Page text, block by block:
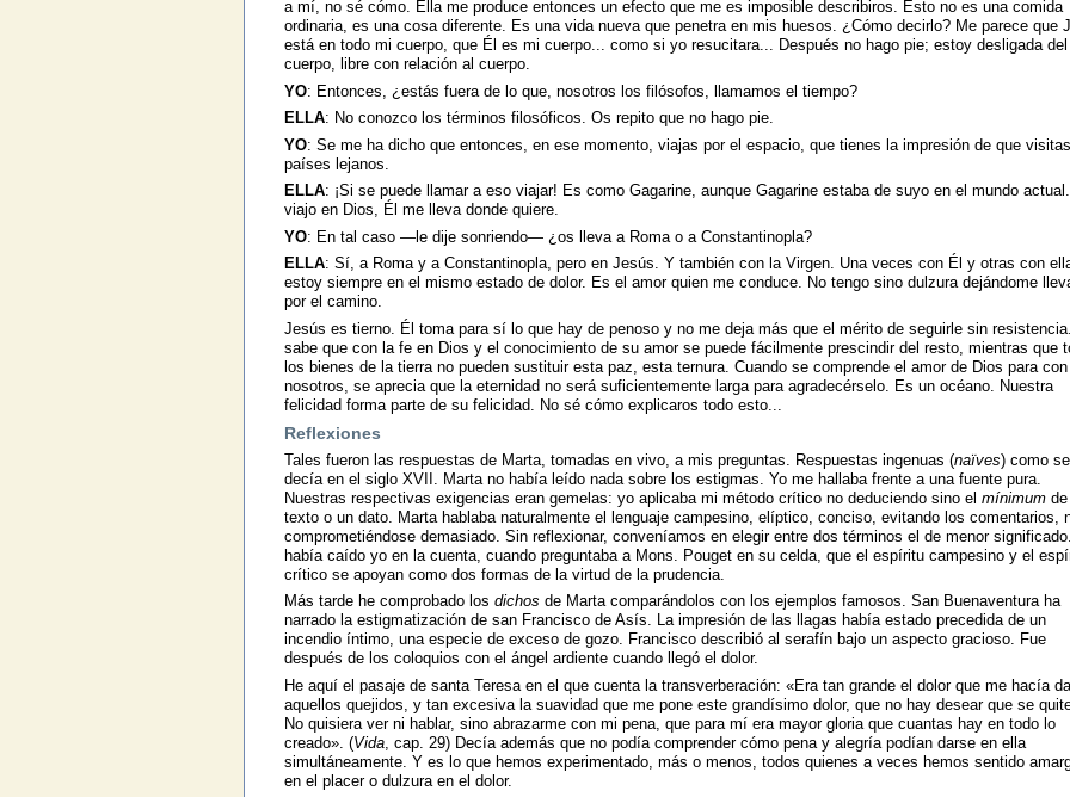
a mí, no sé cómo. Ella me produce entonces un efecto que me es imposible describiros. Esto no es una comida
ordinaria, es una cosa diferente. Es una vida nueva que penetra en mis huesos. ¿Cómo decirlo? Me parece que
está en todo mi cuerpo, que Él es mi cuerpo... como si yo resucitara... Después no hago pie; estoy desligada del
cuerpo, libre con relación al cuerpo.
YO: Entonces, ¿estás fuera de lo que, nosotros los filósofos, llamamos el tiempo?
ELLA: No conozco los términos filosóficos. Os repito que no hago pie.
YO: Se me ha dicho que entonces, en ese momento, viajas por el espacio, que tienes la impresión de que visitas
países lejanos.
ELLA: ¡Si se puede llamar a eso viajar! Es como Gagarine, aunque Gagarine estaba de suyo en el mundo
viajo en Dios, Él me lleva donde quiere.
YO: En tal caso —le dije sonriendo— ¿os lleva a Roma o a Constantinopla?
ELLA: Sí, a Roma y a Constantinopla, pero en Jesús. Y también con la Virgen. Una veces con Él y otras con
estoy siempre en el mismo estado de dolor. Es el amor quien me conduce. No tengo sino dulzura dejándome
por el camino.
Jesús es tierno. Él toma para sí lo que hay de penoso y no me deja más que el mérito de seguirle sin
sabe que con la fe en Dios y el conocimiento de su amor se puede fácilmente prescindir del resto, mientras que
los bienes de la tierra no pueden sustituir esta paz, esta ternura. Cuando se comprende el amor de Dios para con
nosotros, se aprecia que la eternidad no será suficientemente larga para agradecérselo. Es un océano. Nuestra
felicidad forma parte de su felicidad. No sé cómo explicaros todo esto...
Reflexiones
Tales fueron las respuestas de Marta, tomadas en vivo, a mis preguntas. Respuestas ingenuas (naïves) como se
decía en el siglo XVII. Marta no había leído nada sobre los estigmas. Yo me hallaba frente a una fuente pura.
Nuestras respectivas exigencias eran gemelas: yo aplicaba mi método crítico no deduciendo sino el mínimumde
texto o un dato. Marta hablaba naturalmente el lenguaje campesino, elíptico, conciso, evitando los comentarios,
comprometiéndose demasiado. Sin reflexionar, conveníamos en elegir entre dos términos el de menor
había caído yo en la cuenta, cuando preguntaba a Mons. Pouget en su celda, que el espíritu campesino y el
crítico se apoyan como dos formas de la virtud de la prudencia.
Más tarde he comprobado los dichos de Marta comparándolos con los ejemplos famosos. San Buenaventura ha
narrado la estigmatización de san Francisco de Asís. La impresión de las llagas había estado precedida de un
incendio íntimo, una especie de exceso de gozo. Francisco describió al serafín bajo un aspecto gracioso. Fue
después de los coloquios con el ángel ardiente cuando llegó el dolor.
He aquí el pasaje de santa Teresa en el que cuenta la transverberación: «Era tan grande el dolor que me hacía
aquellos quejidos, y tan excesiva la suavidad que me pone este grandísimo dolor, que no hay desear que se
No quisiera ver ni hablar, sino abrazarme con mi pena, que para mí era mayor gloria que cuantas hay en todo lo
creado». (Vida, cap. 29) Decía además que no podía comprender cómo pena y alegría podían darse en ella
simultáneamente. Y es lo que hemos experimentado, más o menos, todos quienes a veces hemos sentido
en el placer o dulzura en el dolor.